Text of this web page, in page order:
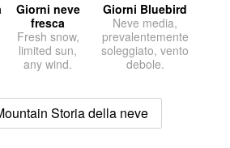
Giorni neve
fresca
Fresh snow,
limited sun,
any wind.
Giorni Bluebird
Neve media,
prevalentemente
soleggiato, vento
debole.
Storia della neve